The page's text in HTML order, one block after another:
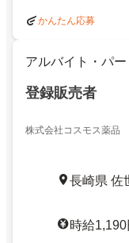
かんたん応募
アルバイト・パー
登録販売者
株式会社コスモス薬品
長崎県 佐
時給